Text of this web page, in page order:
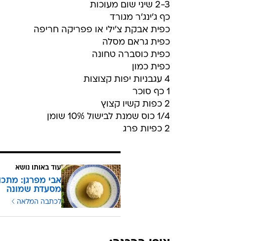
2-3 שיני שום מעוכות
כף ג'ינג'ר מגורד
כפית אבקת צ'ילי או פפריקה חריפה
כפית גראם מסלה
כפית כוסברה טחונה
כפית כמון
4 עגבניות יפות קצוצות
1 כף סוכר
2 כפות קשיו קצוץ
1/4 כוס שמנת לבישול 10% שומן
2 כפיות פרג
עוד באותו נושא
אבי מפרגן:
מסעדת שמונה
לכתבה המלאה